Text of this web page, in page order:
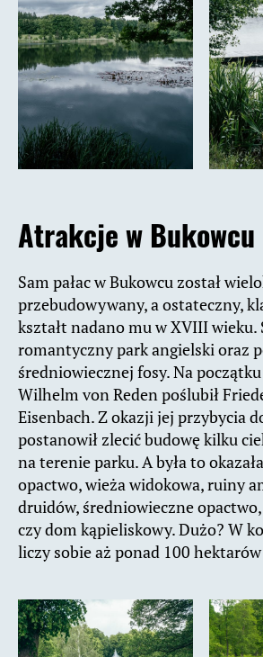
Atrakcje w Bukowcu
Sam pałac w Bukowcu został
przebudowywany, a ostateczny,
kształt nadano mu w XVIII wieku.
romantyczny park angielski oraz
średniowiecznej fosy. Na
Wilhelm von Reden poślubił
Eisenbach. Z okazji jej przybycia
postanowił zlecić budowę kilku
na terenie parku. A była to
opactwo, wieża widokowa, ruiny
druidów, średniowieczne
czy dom kąpieliskowy. Dużo? W
liczy sobie aż ponad 100